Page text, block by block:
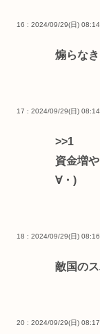
16 : 2024/09/29(日)
煽らな
17 : 2024/09/29(日)
>>1
資金増
∀・)
18 : 2024/09/29(日)
敵国の
20 : 2024/09/29(日)